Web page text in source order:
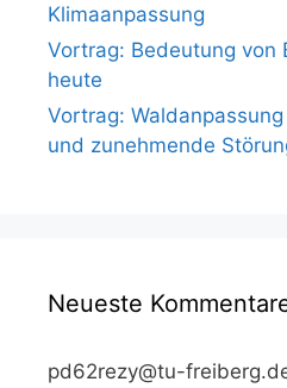
Klimaanpassung
Vortrag: Bedeutung von
heute
Vortrag:
und zunehmende
Neueste
pd62rezy@tu-